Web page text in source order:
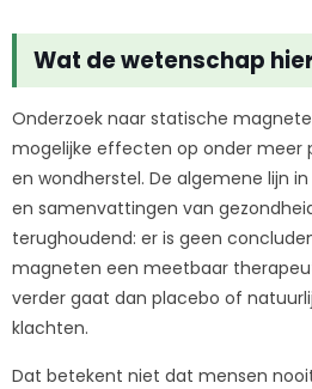
Wat de wetenschap
Onderzoek naar statische
mogelijke effecten op onder meer
en wondherstel. De algemene lijn
en samenvattingen van
terughoudend: er is geen
magneten een meetbaar
verder gaat dan placebo of
klachten.
Dat betekent niet dat mensen